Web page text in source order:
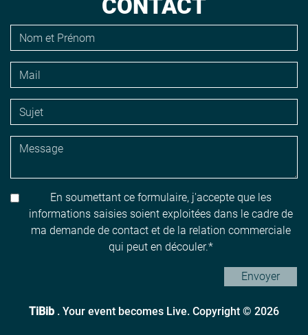
CONTACT
En soumettant ce formulaire, j'accepte que les
informations saisies soient exploitées dans le cadre de
ma demande de contact et de la relation commerciale
qui peut en découler.
Envoyer
TiBib . Your event becomes Live. Copyright © 2026